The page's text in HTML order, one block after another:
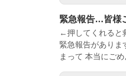
緊急報告…皆様
←押してくれると
緊急報告がありま
まって 本当にご